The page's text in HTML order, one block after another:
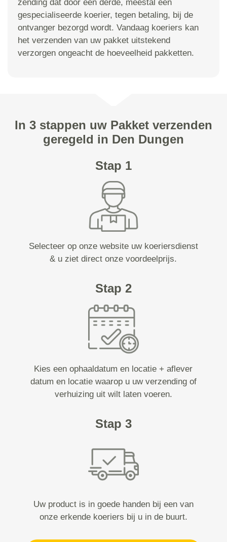
zending dat door een derde, meestal een
gespecialiseerde koerier, tegen betaling, bij de
ontvanger bezorgd wordt. Vandaag koeriers kan
het verzenden van uw pakket uitstekend
verzorgen ongeacht de hoeveelheid pakketten.
In 3 stappen uw Pakket verzenden
geregeld in Den Dungen
Stap 1
Selecteer op onze website uw koeriersdienst
& u ziet direct onze voordeelprijs.
Stap 2
Kies een ophaaldatum en locatie + aflever
datum en locatie waarop u uw verzending of
verhuizing uit wilt laten voeren.
Stap 3
Uw product is in goede handen bij een van
onze erkende koeriers bij u in de buurt.